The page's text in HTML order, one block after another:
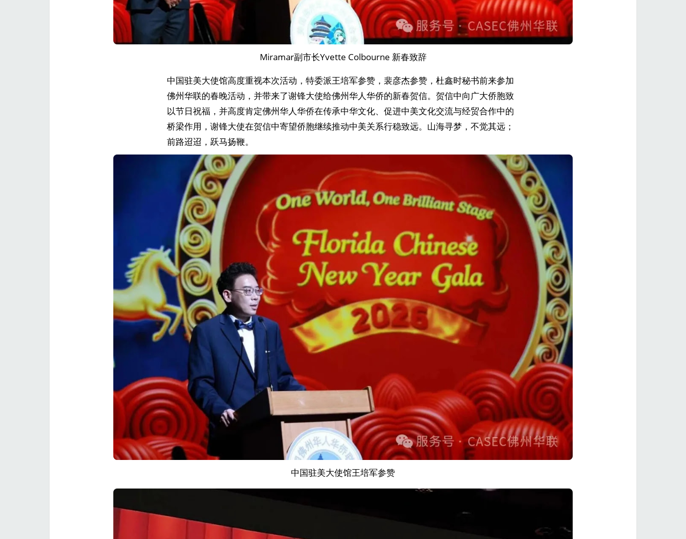
Miramar副市长Yvette Colbourne 新春致辞
中国驻美大使馆高度重视本次活动，特委派王培军参赞，裴彦杰参赞，杜鑫时秘书前来参加
佛州华联的春晚活动，并带来了谢锋大使给佛州华人华侨的新春贺信。贺信中向广大侨胞致
以节日祝福，并高度肯定佛州华人华侨在传承中华文化、促进中美文化交流与经贸合作中的
桥梁作用，谢锋大使在贺信中寄望侨胞继续推动中美关系行稳致远。山海寻梦，不觉其远；
前路迢迢，跃马扬鞭。
中国驻美大使馆王培军参赞